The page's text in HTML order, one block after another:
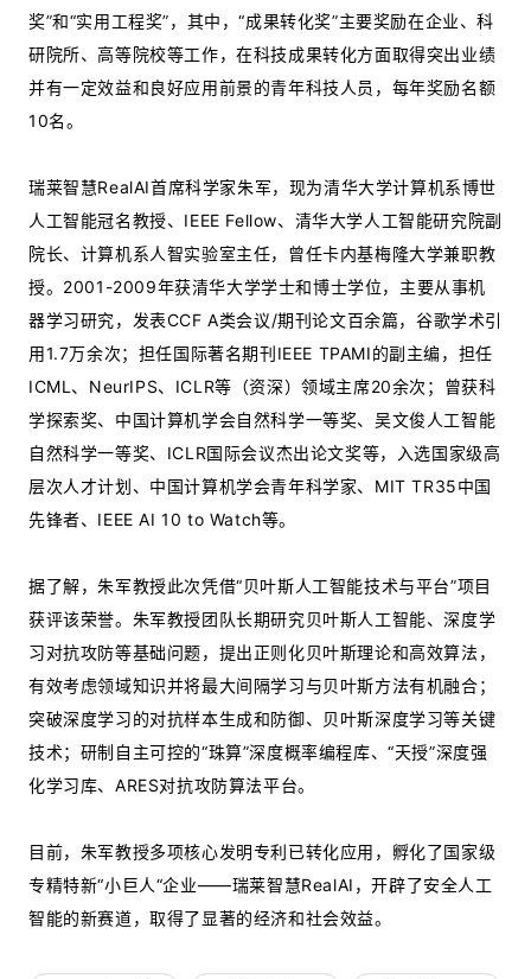
奖”和“实用工程奖”，其中，“成果转化奖”主要奖励在企业、科
研院所、高等院校等工作，在科技成果转化方面取得突出业绩
并有一定效益和良好应用前景的青年科技人员，每年奖励名额
10名。
瑞莱智慧RealAI首席科学家朱军，现为清华大学计算机系博世
人工智能冠名教授、IEEE Fellow、清华大学人工智能研究院副
院长、计算机系人智实验室主任，曾任卡内基梅隆大学兼职教
授。2001-2009年获清华大学学士和博士学位，主要从事机
器学习研究，发表CCF A类会议/期刊论文百余篇，谷歌学术引
用1.7万余次；担任国际著名期刊IEEE TPAMI的副主编，担任
ICML、NeurIPS、ICLR等（资深）领域主席20余次；曾获科
学探索奖、中国计算机学会自然科学一等奖、吴文俊人工智能
自然科学一等奖、ICLR国际会议杰出论文奖等，入选国家级高
层次人才计划、中国计算机学会青年科学家、MIT TR35中国
先锋者、IEEE AI 10 to Watch等。
据了解，朱军教授此次凭借“贝叶斯人工智能技术与平台”项目
获评该荣誉。朱军教授团队长期研究贝叶斯人工智能、深度学
习对抗攻防等基础问题，提出正则化贝叶斯理论和高效算法，
有效考虑领域知识并将最大间隔学习与贝叶斯方法有机融合；
突破深度学习的对抗样本生成和防御、贝叶斯深度学习等关键
技术；研制自主可控的“珠算”深度概率编程库、“天授”深度强
化学习库、ARES对抗攻防算法平台。
目前，朱军教授多项核心发明专利已转化应用，孵化了国家级
专精特新“小巨人“企业——瑞莱智慧RealAI，开辟了安全人工
智能的新赛道，取得了显著的经济和社会效益。